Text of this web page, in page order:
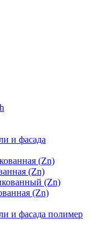
и фасада
(Zn)
(Zn)
(Zn)
(Zn)
и фасада полимер